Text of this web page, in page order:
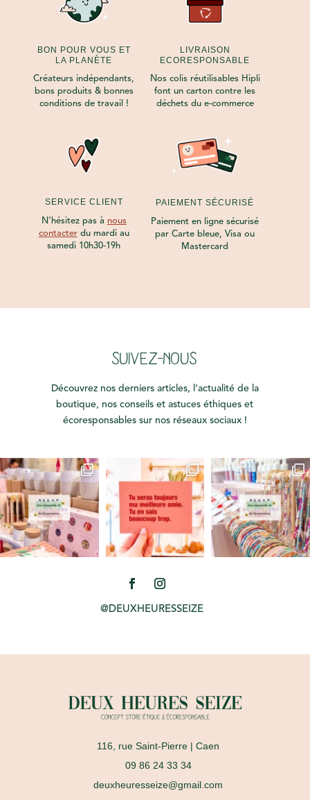
BON POUR VOUS ET
LA PLANÈTE
Créateurs indépendants,
bons produits & bonnes
conditions de travail !
LIVRAISON
ECORESPONSABLE
Nos colis réutilisables Hipli
font un carton contre les
déchets du e-commerce
SERVICE CLIENT
N’hésitez pas à nous
contacterdu mardi au
samedi 10h30-19h
PAIEMENT SÉCURISÉ
Paiement en ligne sécurisé
par Carte bleue, Visa ou
Mastercard
SUIVEZ-NOUS
Découvrez nos derniers articles, l’actualité de la
boutique, nos conseils et astuces éthiques et
écoresponsables sur nos réseaux sociaux !
@DEUXHEURESSEIZE
116, rue Saint-Pierre | Caen
09 86 24 33 34
deuxheuresseize@gmail.com